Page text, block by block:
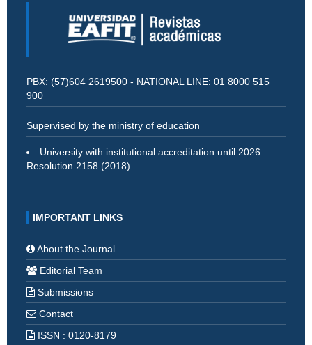
PBX: (57)604 2619500 - NATIONAL LINE: 01 8000 515
900
Supervised by the ministry of education
University with institutional accreditation until 2026.
Resolution 2158 (2018)
IMPORTANT LINKS
About the Journal
Editorial Team
Submissions
Contact
ISSN : 0120-8179